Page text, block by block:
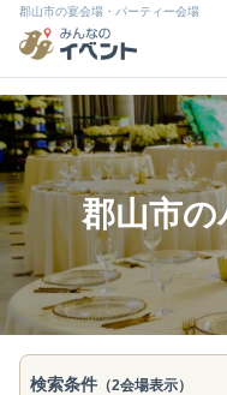
郡山市の宴会場・パーティー会場
郡山市
検索条件 （2会場表示）